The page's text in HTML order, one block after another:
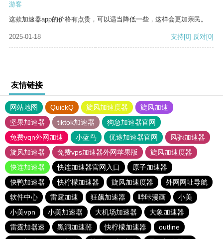
游客
这款加速器app的价格有点贵，可以适当降低一些，这样会更加亲民。
2025-01-18 支持[0] 反对[0]
友情链接
网站地图 QuickQ 旋风加速度器
旋风加速
坚果加速器
tiktok加速器
狗急加速器官网
免费vqn外网加速
小蓝鸟 优途加速器官网
风驰加速器
旋风加速器
免费vps加速器外网苹果版
旋风加速度器
快连加速器
快连加速器官网入口
原子加速器
快鸭加速器
快柠檬加速器 旋风加速度器
外网网址导航
软件中心
雷霆加速 狂飙加速器 哔咔漫画
小美
小美vpn
小美加速器 大机场加速器
大象加速器
雷霆加器速
黑洞加速噐 快柠檬加速器
outline